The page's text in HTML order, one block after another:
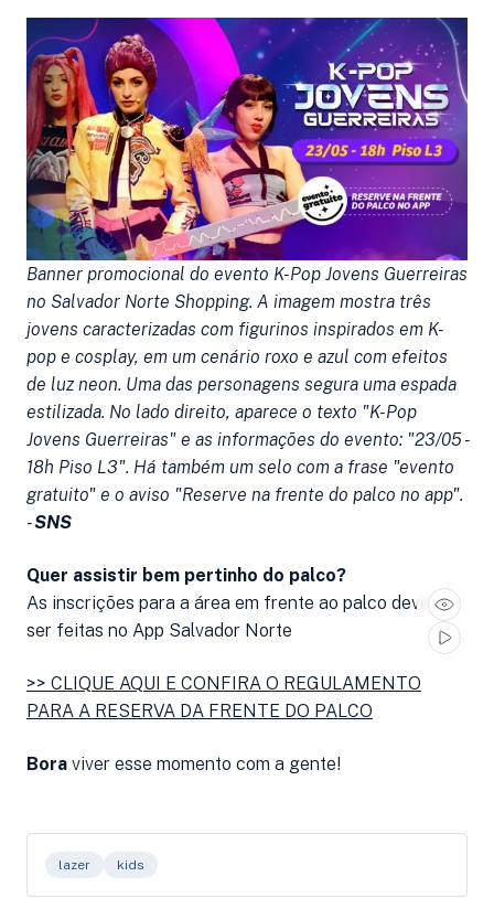
Banner promocional do evento K-Pop Jovens Guerreiras
no Salvador Norte Shopping. A imagem mostra três
jovens caracterizadas com figurinos inspirados em K-
pop e cosplay, em um cenário roxo e azul com efeitos
de luz neon. Uma das personagens segura uma espada
estilizada. No lado direito, aparece o texto "K-Pop
Jovens Guerreiras" e as informações do evento: "23/05 -
18h Piso L3". Há também um selo com a frase "evento
gratuito" e o aviso "Reserve na frente do palco no app".
-SNS
Quer assistir bem pertinho do palco?
As inscrições para a área em frente ao palco devem
ser feitas no App Salvador Norte
>> CLIQUE AQUI E CONFIRA O REGULAMENTO
PARA A RESERVA DA FRENTE DO PALCO
Bora viver esse momento com a gente!
lazer kids